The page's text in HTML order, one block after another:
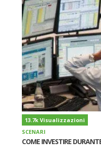
13.7k Visualizzazioni
SCENARI
COME INVESTIRE